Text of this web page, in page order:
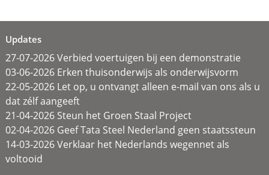
Updates
27-07-2026 Verbied voertuigen bij een demonstratie
03-06-2026 Erken thuisonderwijs als onderwijsvorm
22-05-2026 Let op, u ontvangt alleen e-mail van ons als u
dat zélf aangeeft
21-04-2026 Steun het Groen Staal Project
02-04-2026 Geef Tata Steel Nederland geen staatssteun
14-03-2026 Verklaar het Nederlands wegennet als
voltooid